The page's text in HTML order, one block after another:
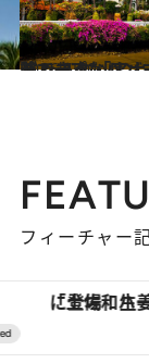
2016.6.30
ディープなバンコクを体験できる 「アナンタラ・バンコク・リバーサイド」
旅＆お出かけ
フィーチャー
【銀座で出合う最旬美容】美髪ケアや上質な